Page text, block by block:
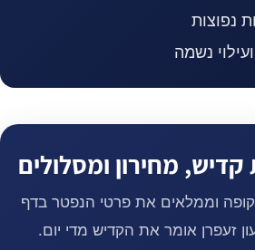
נפוצות
נשמה
מחירון ומסלולים
וממלאים את פרטי הנפטר בדף
זעפרן אומר את הקדיש מדי יום.